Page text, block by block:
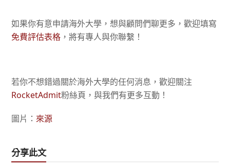
如果你有意申請海外大學，想與顧問們聊更多，歡迎填寫
免費評估表格 ，將有專人與你聯繫！
若你不想錯過關於海外大學的任何消息，歡迎關注
RocketAdmit粉絲頁，與我們有更多互動！
圖片： 來源
分享此文